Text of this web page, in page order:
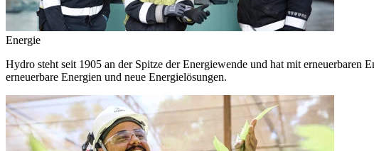
Energie
Hydro steht seit 1905 an der Spitze der Energiewende und hat mit
erneuerbare Energien und neue Energielösungen.